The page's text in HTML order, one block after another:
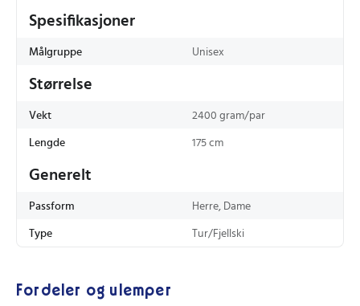
Spesifikasjoner
Målgruppe Unisex
Størrelse
Vekt 2400 gram/par
Lengde 175 cm
Generelt
Passform Herre, Dame
Type Tur/Fjellski
Fordeler og ulemper